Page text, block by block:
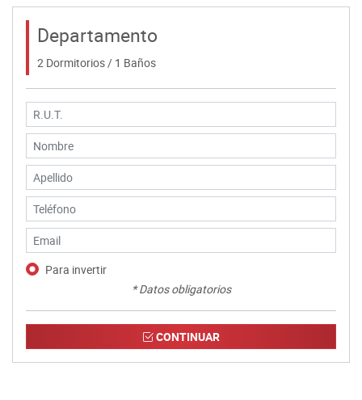
Departamento
2 Dormitorios / 1 Baños
Para invertir
* Datos obligatorios
CONTINUAR